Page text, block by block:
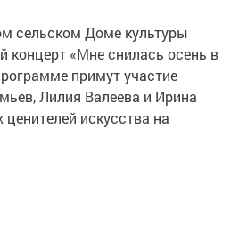
сельском Доме культуры
концерт «Мне снилась осень в
примут участие
Лилия Валеева и Ирина
искусства на